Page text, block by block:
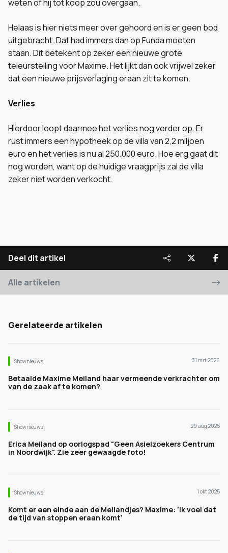
weten of hij tot koop zou overgaan.
Helaas is hier niets meer over gehoord en is er geen bod
uitgebracht. Dat had immers dan op Funda moeten
staan. Dit betekent op zeker een nieuwe grote
teleurstelling voor Maxime. Het lijkt dan ook vrijwel zeker
dat een nieuwe prijsverlaging eraan zit te komen.
Verlies
Hierdoor loopt daarmee het verlies nog verder op. Er
rust immers een hypotheek op de villa van 2,2 miljoen
euro en het verlies is nu al 250.000 euro. Hoe erg gaat dit
nog worden, want op de huidige vraagprijs zal de villa
zeker niet worden verkocht.
Deel dit artikel
Alle artikelen
Gerelateerde artikelen
Shownieuws 31 mrt 2026
Betaalde Maxime Meiland haar vermeende verkrachter om
van de zaak af te komen?
Shownieuws 29 aug 2025
Erica Meiland op oorlogspad "Geen Asielzoekers Centrum
in Noordwijk". Zie zeer gewaagde foto!
Shownieuws 1 okt 2025
Komt er een einde aan de Meilandjes? Maxime: ‘Ik voel dat
de tijd van stoppen eraan komt’